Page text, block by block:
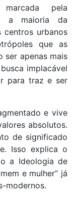
pela
a maioria da
centros urbanos
que as
ser apenas mais
implacável
para traz e ser
e vive
absolutos.
de significado
Isso explica o
a Ideologia de
e mulher” já
modernos.